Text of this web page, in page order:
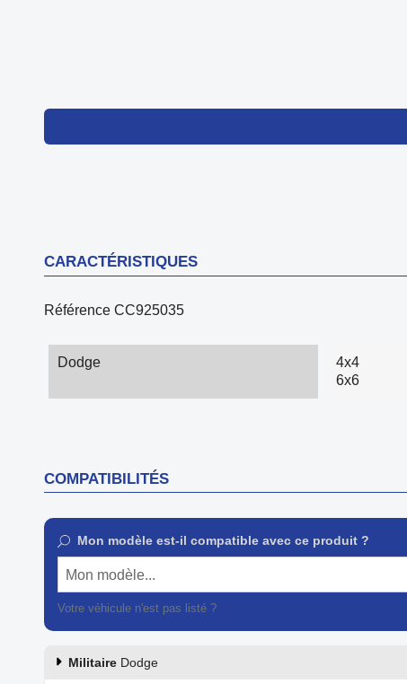
CARACTÉRISTIQUES
Référence CC925035
Dodge
4x4
6x6
COMPATIBILITÉS
Mon modèle est-il compatible avec ce produit ?
Mon modèle...
Votre véhicule n'est pas listé ?
Militaire Dodge